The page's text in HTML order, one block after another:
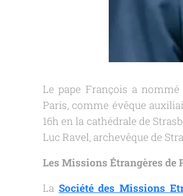
Le pape François a
Paris, comme évêque
16h en la cathédrale de
Luc Ravel, archevêque de
Les Missions Étrangères de
La Société des Missions